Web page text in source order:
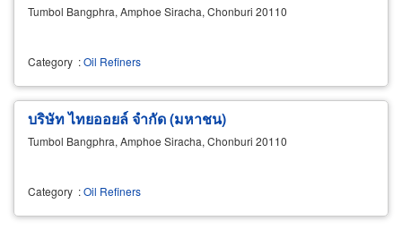
Tumbol Bangphra, Amphoe Siracha, Chonburi 20110
Category :Oil Refiners
บริษัท ไทยออยล์ จำกัด (มหาชน)
Tumbol Bangphra, Amphoe Siracha, Chonburi 20110
Category :Oil Refiners